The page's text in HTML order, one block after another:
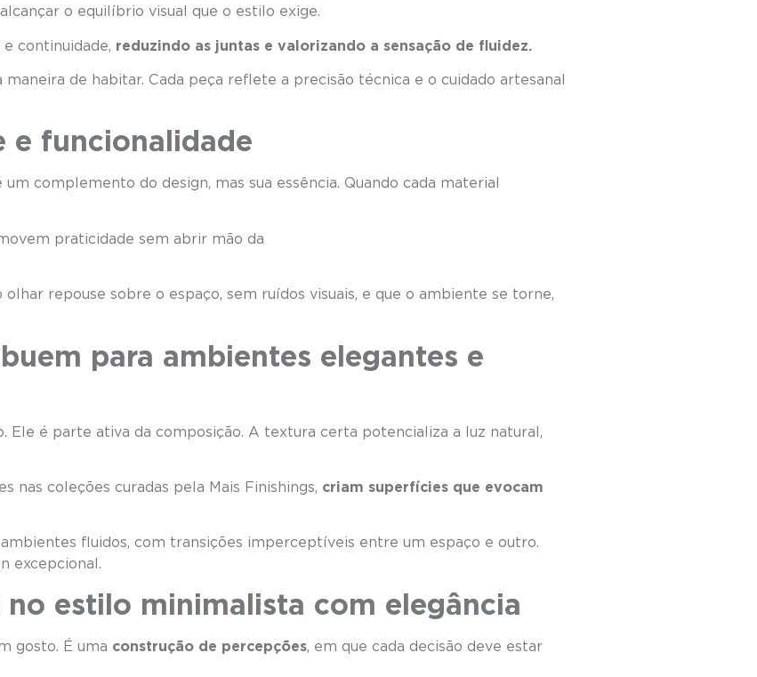
o equilíbrio visual que o estilo exige.
continuidade, reduzindo as juntas e valorizando a sensação de fluidez.
de habitar. Cada peça reflete a precisão técnica e o cuidado artesanal
e funcionalidade
complemento do design, mas sua essência. Quando cada material
praticidade sem abrir mão da
repouse sobre o espaço, sem ruídos visuais, e que o ambiente se torne,
para ambientes elegantes e
é parte ativa da composição. A textura certa potencializa a luz natural,
nas coleções curadas pela Mais Finishings, criam superfícies que evocam
fluidos, com transições imperceptíveis entre um espaço e outro.
excepcional.
estilo minimalista com elegância
gosto. É uma construção de percepções, em que cada decisão deve estar